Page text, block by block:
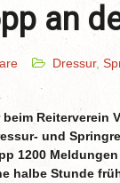
an
Dressur,
Reiterverein
und
1200
halbe Stunde